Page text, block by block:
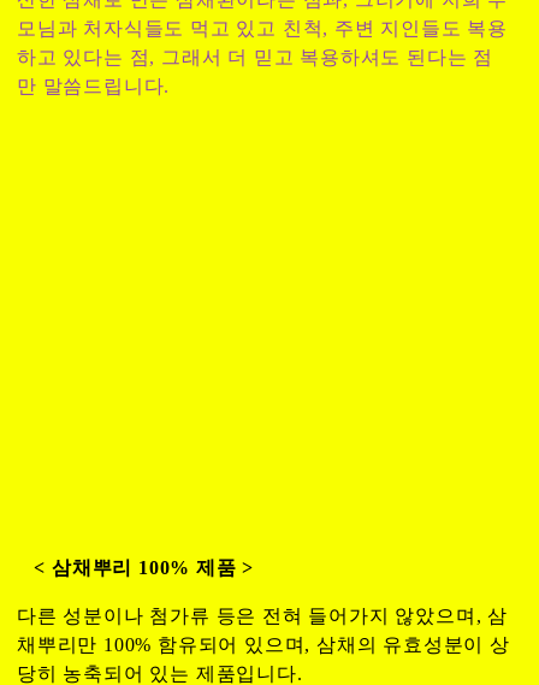
모님과 처자식들도 먹고 있고 친척, 주변 지인들도 복용
하고 있다는 점, 그래서 더 믿고 복용하셔도 된다는 점
만 말씀드립니다.
< 삼채뿌리 100% 제품 >
다른 성분이나 첨가류 등은 전혀 들어가지 않았으며, 삼
채뿌리만 100% 함유되어 있으며, 삼채의 유효성분이 상
당히 농축되어 있는 제품입니다.